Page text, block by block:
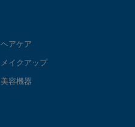
ヘアケア
メイクアップ
美容機器